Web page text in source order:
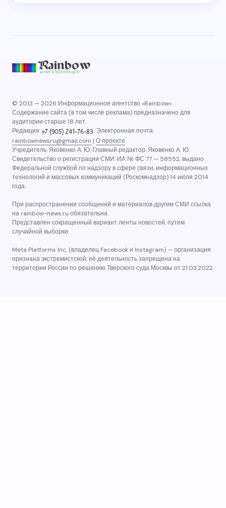
© 2013 — 2026 Информационное агентство «Rainbow».
Содержание сайта (в том числе реклама) предназначено для
аудитории старше 18 лет.
Редакция:
Электронная почта:
rainbownewsru@gmail.com | О проекте
Учредитель: Яковенко А. Ю. Главный редактор: Яковенко А. Ю.
Свидетельство о регистрации СМИ: ИА № ФС 77 — 58552, выдано
Федеральной службой по надзору в сфере связи, информационных
технологий и массовых коммуникаций (Роскомнадзор) 14 июля 2014
года.
При распространении сообщений и материалов другим СМИ ссылка
на rainbow-news.ru обязательна.
Представлен сокращенный вариант ленты новостей, путем
случайной выборки.
Meta Platforms Inc. (владелец Facebook и Instagram) — организация
признана экстремистской, её деятельность запрещена на
территории России по решению Тверского суда Москвы от 21.03.2022.